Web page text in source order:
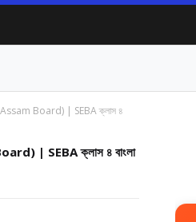
Board) | SEBA ক্লাস ৪
| SEBA ক্লাস ৪ বাংলা